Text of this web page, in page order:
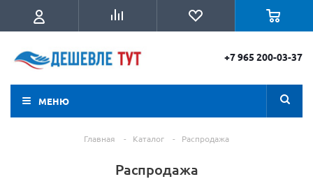
+7 965 200-03-37
МЕНЮ
Главная - Каталог - Распродажа
Распродажа